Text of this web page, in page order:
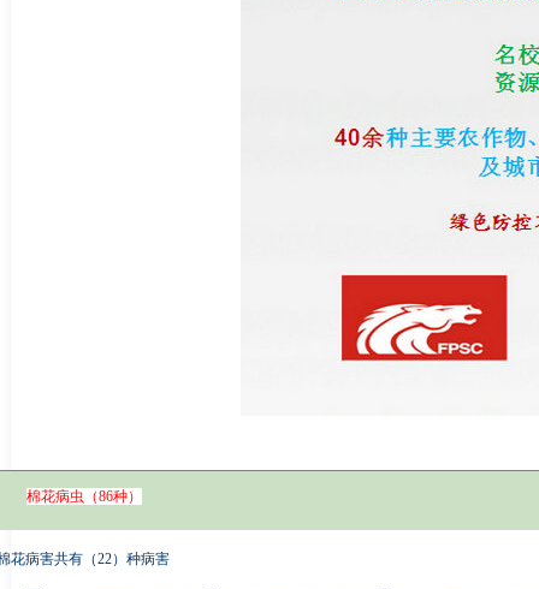
棉花病虫（86种）
花病害共有（22）种病害